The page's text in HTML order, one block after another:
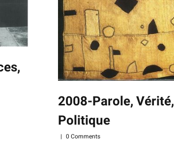
2008-Parole, Vérité,
Politique
| 0 Comments